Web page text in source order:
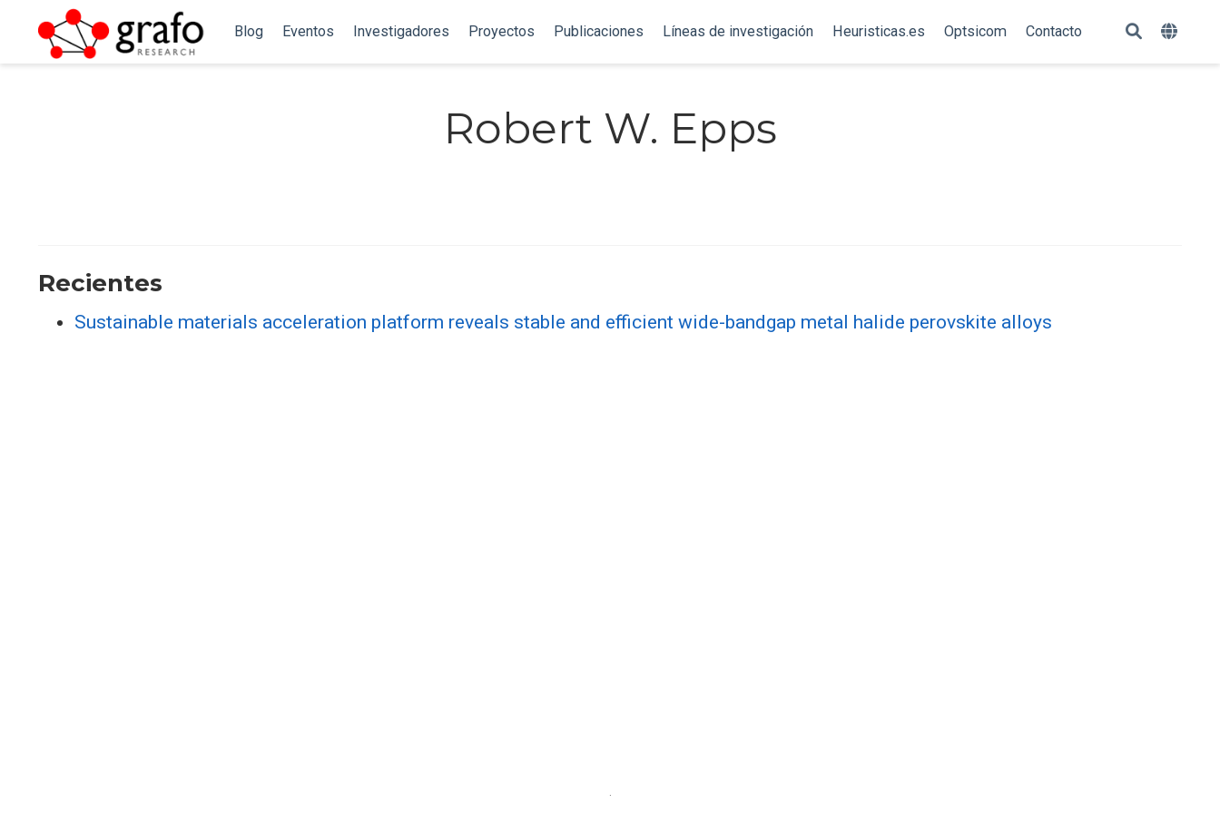
Blog Eventos Investigadores Proyectos Publicaciones Líneas de investigación Heuristicas.es Optsicom Contacto
Robert W. Epps
Recientes
Sustainable materials acceleration platform reveals stable and efficient wide-bandgap metal halide perovskite alloys
·